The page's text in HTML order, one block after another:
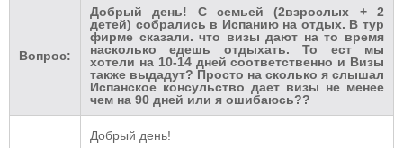
Вопрос:
Добрый день! С семьей (2взрослых + 2
детей) собрались в Испанию на отдых. В тур
фирме сказали. что визы дают на то время
насколько едешь отдыхать. То ест мы
хотели на 10-14 дней соответственно и Визы
также выдадут? Просто на сколько я слышал
Испанское консульство дает визы не менее
чем на 90 дней или я ошибаюсь??
Добрый день!